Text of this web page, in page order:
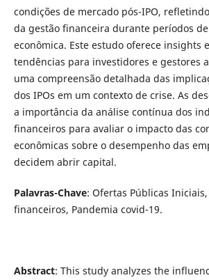
condições de mercado pós-IPO,
da gestão financeira durante períodos
econômica. Este estudo oferece insights
tendências para investidores e gestores
uma compreensão detalhada das
dos IPOs em um contexto de crise. As
a importância da análise contínua dos
financeiros para avaliar o impacto das
econômicas sobre o desempenho das
decidem abrir capital.
Palavras-Chave: Ofertas Públicas
financeiros, Pandemia covid-19.
Abstract: This study analyzes the